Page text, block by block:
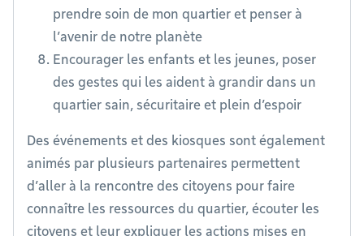
prendre soin de mon quartier et penser à
l’avenir de notre planète
Encourager les enfants et les jeunes, poser
des gestes qui les aident à grandir dans un
quartier sain, sécuritaire et plein d’espoir
Des événements et des kiosques sont également
animés par plusieurs partenaires permettent
d’aller à la rencontre des citoyens pour faire
connaître les ressources du quartier, écouter les
citoyens et leur expliquer les actions mises en